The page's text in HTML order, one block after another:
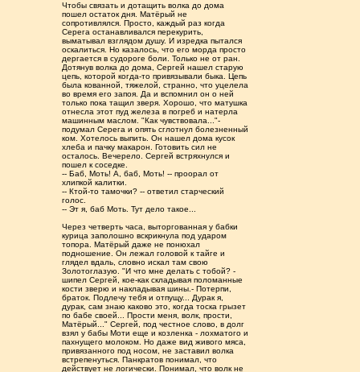
Чтобы связать и дотащить волка до дома
пошел остаток дня. Матёрый не
сопротивлялся. Просто, каждый раз когда
Серега останавливался перекурить,
выматывал взглядом душу. И изредка пытался
оскалиться. Но казалось, что его морда просто
дергается в судороге боли. Только не от ран.
Дотянув волка до дома, Сергей нашел старую
цепь, которой когда-то привязывали быка. Цепь
была кованной, тяжелой, странно, что уцелела
во время его запоя. Да и вспомнил он о ней
только пока тащил зверя. Хорошо, что матушка
отнесла этот пуд железа в погреб и натерла
машинным маслом. "Как чувствовала..."-
подумал Серега и опять сглотнул болезненный
ком. Хотелось выпить. Он нашел дома кусок
хлеба и пачку макарон. Готовить сил не
осталось. Вечерело. Сергей встряхнулся и
пошел к соседке.
-- Баб, Моть! А, баб, Моть! -- проорал от
хлипкой калитки.
-- Ктой-то тамочки? -- ответил старческий
голос.
-- Эт я, баб Моть. Тут дело такое...
Через четверть часа, выторгованная у бабки
курица заполошно вскрикнула под ударом
топора. Матёрый даже не понюхал
подношение. Он лежал головой к тайге и
глядел вдаль, словно искал там свою
Золотоглазую. "И что мне делать с тобой? -
шипел Сергей, кое-как складывая поломанные
кости зверю и накладывая шины.- Потерпи,
браток. Подлечу тебя и отпущу... Дурак я,
дурак, сам знаю каково это, когда тоска грызет
по бабе своей... Прости меня, волк, прости,
Матёрый..." Сергей, под честное слово, в долг
взял у бабы Моти еще и козленка - лохматого и
пахнущего молоком. Но даже вид живого мяса,
привязанного под носом, не заставил волка
встрепенуться. Панкратов понимал, что
действует не логически. Понимал, что волк не